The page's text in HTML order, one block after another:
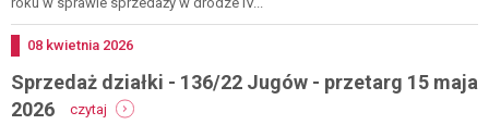
jugów
przetarg
15
maja
Dodano
08 kwietnia 2026
Sprzedaż działki - 136/22 Jugów - przetarg 15 maja
2026
czytaj
sprzedaż